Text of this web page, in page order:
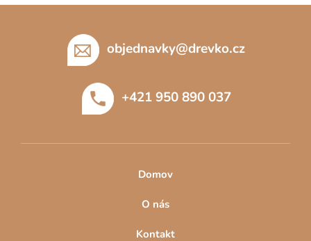
objednavky@drevko.cz
+421 950 890 037
Domov
O nás
Kontakt